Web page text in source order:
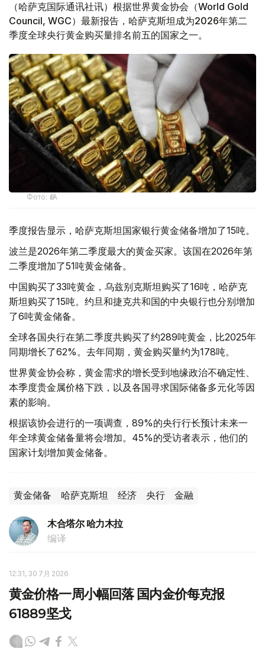
（哈萨克国际通讯社讯）根据世界黄金协会（World Gold
Council, WGC）最新报告，哈萨克斯坦成为2026年第二
季度全球央行黄金购买量排名前五的国家之一。
Фото: ӨзА
季度报告显示，哈萨克斯坦国家银行黄金储备增加了15吨。
波兰是2026年第二季度最大的黄金买家。该国在2026年第
二季度增加了51吨黄金储备。
中国购买了33吨黄金，乌兹别克斯坦购买了16吨，哈萨克
斯坦购买了15吨。约旦和捷克共和国的中央银行也分别增加
了6吨黄金储备。
全球各国央行在第二季度共购买了约289吨黄金，比2025年
同期增长了62%。去年同期，黄金购买量约为178吨。
世界黄金协会称，黄金需求的增长受到地缘政治不确定性、
本季度贵金属价格下跌，以及各国寻求国际储备多元化等因
素的影响。
根据该协会进行的一项调查，89%的央行行长预计未来一
年全球黄金储备量将会增加。45%的受访者表示，他们的
国家计划增加黄金储备。
黄金储备 哈萨克斯坦 经济 央行 金融
木合塔尔 哈力木拉
编译
12:31, 30 7月 2026
黄金价格一周小幅回落 国内金价每克报
61889坚戈